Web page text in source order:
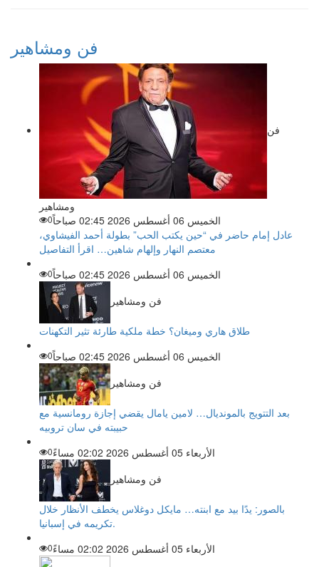
فن ومشاهير
فن
ومشاهير
الخميس 06 أغسطس 2026 02:45 صباحاً
0
عادل إمام حاضر في “حين يكتب الحب” بطولة أحمد الفيشاوي،
معتصم النهار وإلهام شاهين… اقرأ التفاصيل
الخميس 06 أغسطس 2026 02:45 صباحاً
0
فن ومشاهير
طلاق هاري وميغان؟ خطة ملكية طارئة تثير التكهنات
الخميس 06 أغسطس 2026 02:45 صباحاً
0
فن ومشاهير
بعد التتويج بالمونديال… لامين يامال يقضي إجازة رومانسية مع
حبيبته في سان تروبيه
الأربعاء 05 أغسطس 2026 02:02 مساءً
0
فن ومشاهير
بالصور: يدًا بيد مع ابنته… مايكل دوغلاس يخطف الأنظار خلال
تكريمه في إسبانيا.
الأربعاء 05 أغسطس 2026 02:02 مساءً
0